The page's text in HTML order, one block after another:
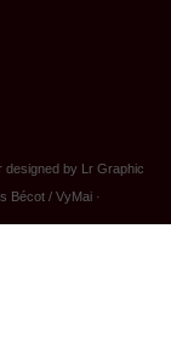
designed by Lr Graphic
Bécot / VyMai ·